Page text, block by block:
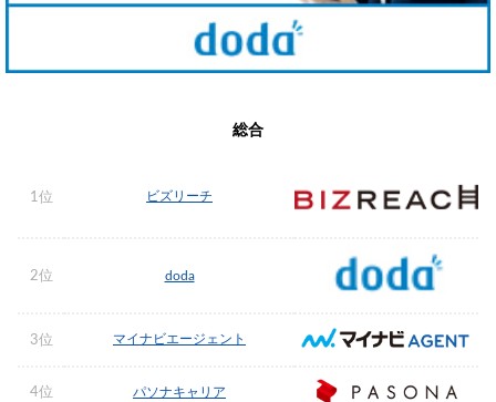
総合
1位 ビズリーチ
2位 doda
3位 マイナビエージェント
4位 パソナキャリア